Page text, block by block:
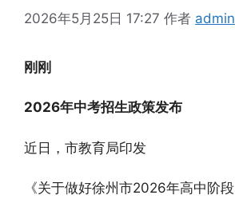
2026年5月25日 17:27 作者 admin
刚刚
2026年中考招生政策发布
近日，市教育局印发
《关于做好徐州市2026年高中阶段